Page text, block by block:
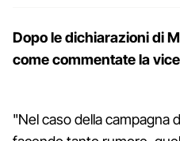
Dopo le dichiarazioni di
come commentate la
"Nel caso della campagna